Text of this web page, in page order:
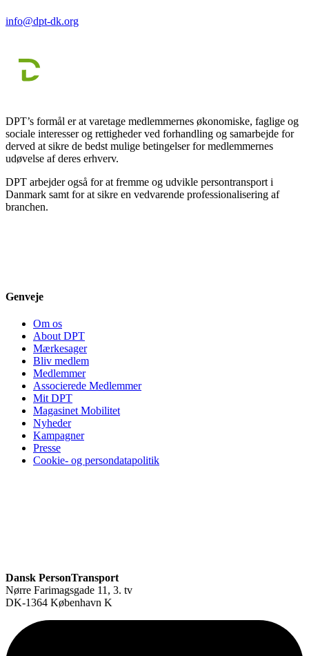
info@dpt-dk.org
DPT’s formål er at varetage medlemmernes økonomiske, faglige og
sociale interesser og rettigheder ved forhandling og samarbejde for
derved at sikre de bedst mulige betingelser for medlemmernes
udøvelse af deres erhverv.
DPT arbejder også for at fremme og udvikle persontransport i
Danmark samt for at sikre en vedvarende professionalisering af
branchen.
Genveje
Om os
About DPT
Mærkesager
Bliv medlem
Medlemmer
Associerede Medlemmer
Mit DPT
Magasinet Mobilitet
Nyheder
Kampagner
Presse
Cookie- og persondatapolitik
Dansk PersonTransport
Nørre Farimagsgade 11, 3. tv
DK-1364 København K